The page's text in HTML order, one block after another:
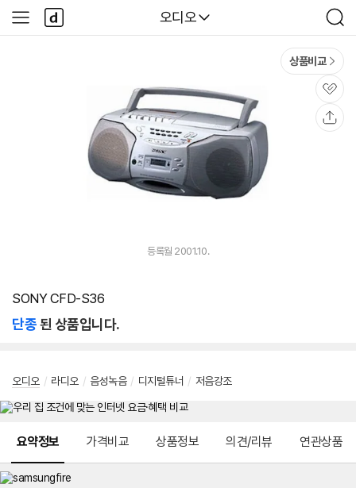
다나와
오디오
검
색
사
이
다
나
와
상품비교
관
심
등록월 2001.10.
SONY CFD-S36
단종된 상품입니다.
오디오 / 라디오 / 음성녹음 / 디지털튜너 / 저음강조
요약정보 가격비교 상품정보 의견/리뷰 연관상품